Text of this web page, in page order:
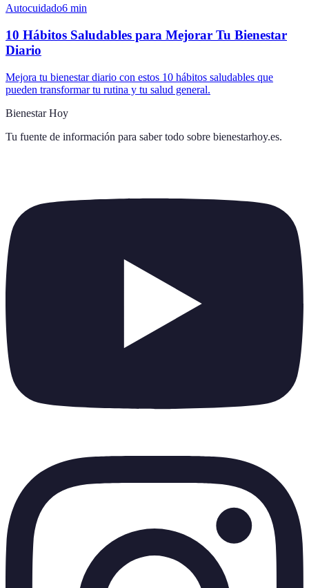
Autocuidado6 min
10 Hábitos Saludables para Mejorar Tu Bienestar
Diario
Mejora tu bienestar diario con estos 10 hábitos saludables que
pueden transformar tu rutina y tu salud general.
Bienestar Hoy
Tu fuente de información para saber todo sobre bienestarhoy.es.